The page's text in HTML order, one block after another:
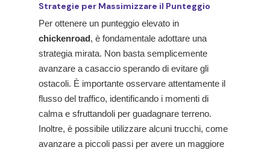
Strategie per Massimizzare il Punteggio
Per ottenere un punteggio elevato in
chickenroad, è fondamentale adottare una
strategia mirata. Non basta semplicemente
avanzare a casaccio sperando di evitare gli
ostacoli. È importante osservare attentamente il
flusso del traffico, identificando i momenti di
calma e sfruttandoli per guadagnare terreno.
Inoltre, è possibile utilizzare alcuni trucchi, come
avanzare a piccoli passi per avere un maggiore